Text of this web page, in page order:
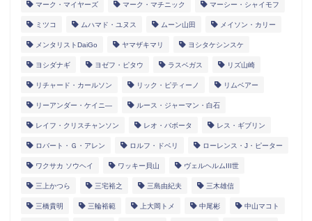
マーク・マイヤーズ マーク・マチニック マーシー・シャイモフ
ミツコ ムハマド・ユヌス ムーン山田 メイソン・カリー
メンタリストDaiGo ヤマザキマリ ヨシタケシンスケ
ヨシダナギ ヨゼフ・ピタウ ラスベガス リズ山崎
リチャード・カールソン リック・ピティーノ リムベアー
リーアンダー・ケイニ― ルース・ジャーマン・白石
レイフ・クリスチャンソン レオ・バボータ レス・ギブリン
ロバート・Ｇ・アレン ロルフ・ドベリ ローレンス・J・ピーター
ワクサカ ソウヘイ ワッキー貝山 ヴェルヘルムIII世
三上かつら 三宅裕之 三島由紀夫 三木雄信
三橋貴明 三輪裕範 上大岡トメ 中尾彬 中山マコト